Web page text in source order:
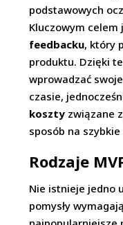
podstawowych
Kluczowym celem
feedbacku, który
produktu. Dzięki
wprowadzać
czasie,
koszty związane
sposób na
Rodzaje
Nie istnieje jedno
pomysły